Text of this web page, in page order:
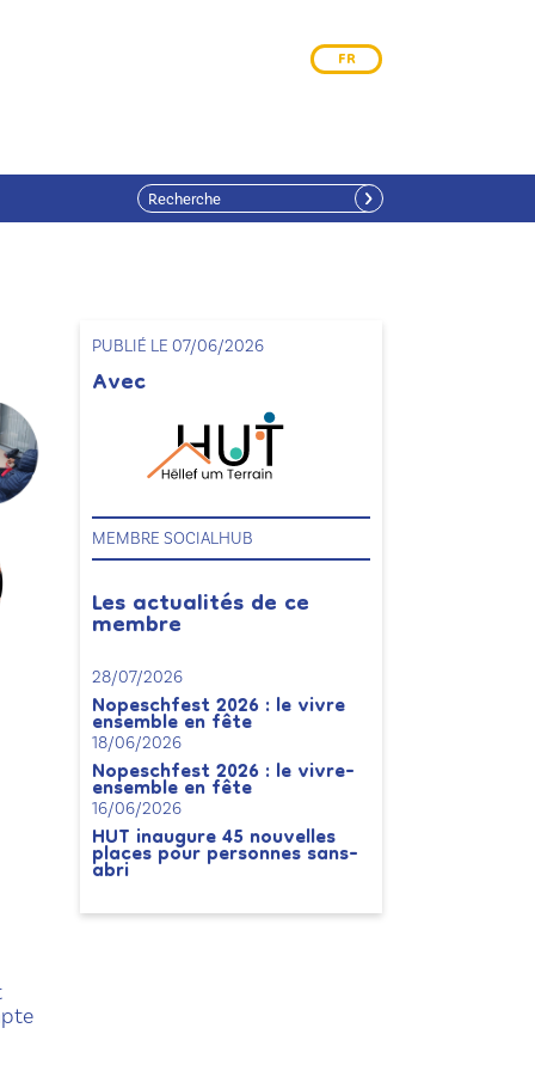
FR
PUBLIÉ LE 07/06/2026
Avec
MEMBRE SOCIALHUB
Les actualités de ce
membre
28/07/2026
Nopeschfest 2026 : le vivre
ensemble en fête
18/06/2026
Nopeschfest 2026 : le vivre-
ensemble en fête
16/06/2026
HUT inaugure 45 nouvelles
places pour personnes sans-
abri